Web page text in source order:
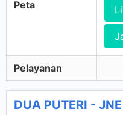
Peta
Pelayanan
DUA PUTERI -